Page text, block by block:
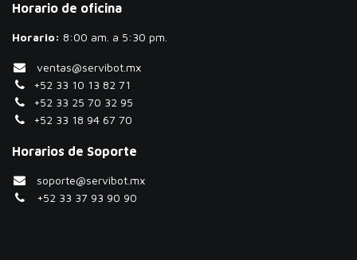
Horario de oficina
Horario: ​8:00 am. a 5:30 pm.
ventas@servibot.mx
+52 33 10 13 82 71
+52 33 25 70 32 95
+52 33 18 94 67 70
Horarios de Soporte
soporte@servibot.mx
+52 33 37 93 90 90